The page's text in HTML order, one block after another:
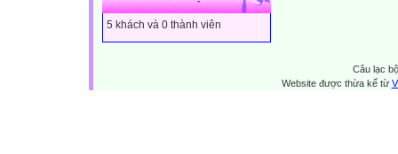
5 khách và 0 thành viên
Câu lạc
Website được thừa kế từ